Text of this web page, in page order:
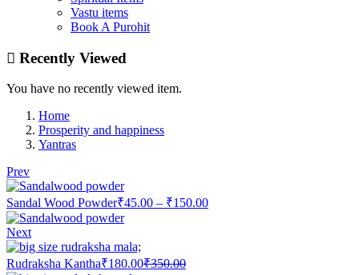
Vastu items
Book A Purohit
Recently Viewed
You have no recently viewed item.
Home
Prosperity and happiness
Yantras
Prev
Sandal Wood Powder₹45.00 – ₹150.00Price
Next
Rudraksha Kantha₹180.00Current
₹350.00Original